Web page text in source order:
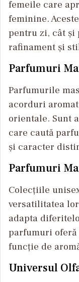
femeile care
feminine.
pentru zi, cât și
rafinament și
Parfumuri
Parfumurile
acorduri
orientale. Sunt
care caută
și caracter
Parfumuri
Colecțiile
versatilitatea
adapta
parfumuri
funcție de
Universul